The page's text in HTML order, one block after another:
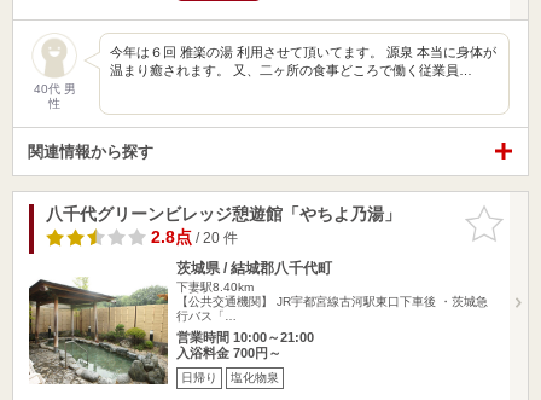
40代 男
性
今年は６回 雅楽の湯 利用させて頂いてます。 源泉 本当に身体が
温まり癒されます。 又、二ヶ所の食事どころで働く従業員…
関連情報から探す
お気に入
りに追加
八千代グリーンビレッジ憩遊館「やちよ乃湯」
2.8点/ 20 件
茨城県 / 結城郡八千代町
下妻駅8.40km
【公共交通機関】 JR宇都宮線古河駅東口下車後 ・茨城急
行バス「…
営業時間 10:00～21:00
入浴料金 700円～
日帰り 塩化物泉